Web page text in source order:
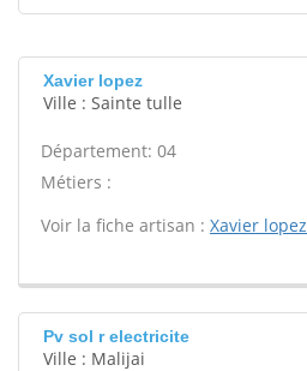
Xavier lopez
Ville : Sainte tulle
Département: 04
Métiers :
Voir la fiche artisan : Xavier lopez
Pv sol r electricite
Ville : Malijai